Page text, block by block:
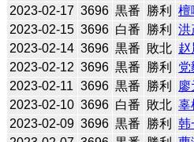
2023-02-17 3696 黒番 勝利 檀
2023-02-15 3696 白番 勝利 洪
2023-02-14 3696 黒番 敗北 赵
2023-02-12 3696 黒番 勝利 党
2023-02-11 3696 黒番 勝利
2023-02-10 3696 白番 敗北 辜
2023-02-09 3696 黒番 勝利 韩